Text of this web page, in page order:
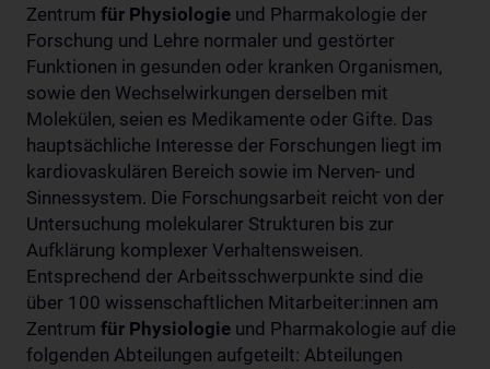
Zentrum für Physiologie und Pharmakologie der
Forschung und Lehre normaler und gestörter
Funktionen in gesunden oder kranken Organismen,
sowie den Wechselwirkungen derselben mit
Molekülen, seien es Medikamente oder Gifte. Das
hauptsächliche Interesse der Forschungen liegt im
kardiovaskulären Bereich sowie im Nerven- und
Sinnessystem. Die Forschungsarbeit reicht von der
Untersuchung molekularer Strukturen bis zur
Aufklärung komplexer Verhaltensweisen.
Entsprechend der Arbeitsschwerpunkte sind die
über 100 wissenschaftlichen Mitarbeiter:innen am
Zentrum für Physiologie und Pharmakologie auf die
folgenden Abteilungen aufgeteilt: Abteilungen